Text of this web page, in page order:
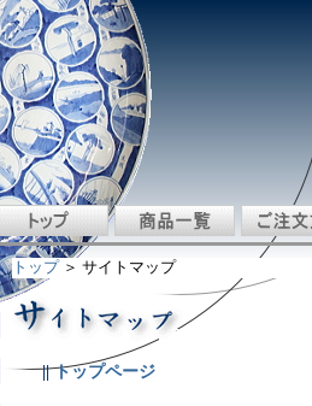
トップ ＞ サイトマップ
||トップページ